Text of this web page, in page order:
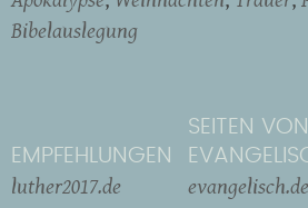
Bibelauslegung
EMPFEHLUNGEN
luther2017.de
SEITEN VON
evangelisch.de